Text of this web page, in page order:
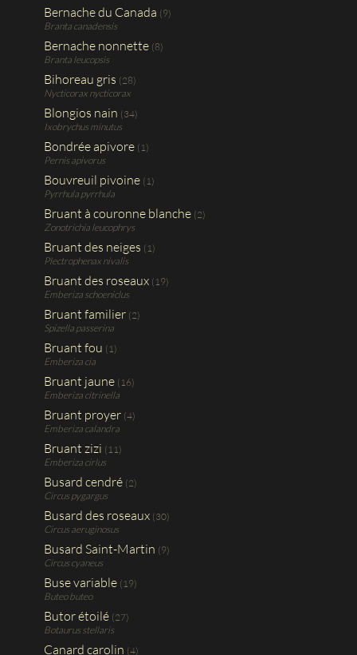
Bernache du Canada (9)
Branta canadensis
Bernache nonnette (8)
Branta leucopsis
Bihoreau gris (28)
Nycticorax nycticorax
Blongios nain (34)
Ixobrychus minutus
Bondrée apivore (1)
Pernis apivorus
Bouvreuil pivoine (1)
Pyrrhula pyrrhula
Bruant à couronne blanche (2)
Zonotrichia leucophrys
Bruant des neiges (1)
Plectrophenax nivalis
Bruant des roseaux (19)
Emberiza schoeniclus
Bruant familier (2)
Spizella passerina
Bruant fou (1)
Emberiza cia
Bruant jaune (16)
Emberiza citrinella
Bruant proyer (4)
Emberiza calandra
Bruant zizi (11)
Emberiza cirlus
Busard cendré (2)
Circus pygargus
Busard des roseaux (30)
Circus aeruginosus
Busard Saint-Martin (9)
Circus cyaneus
Buse variable (19)
Buteo buteo
Butor étoilé (27)
Botaurus stellaris
Canard carolin (4)